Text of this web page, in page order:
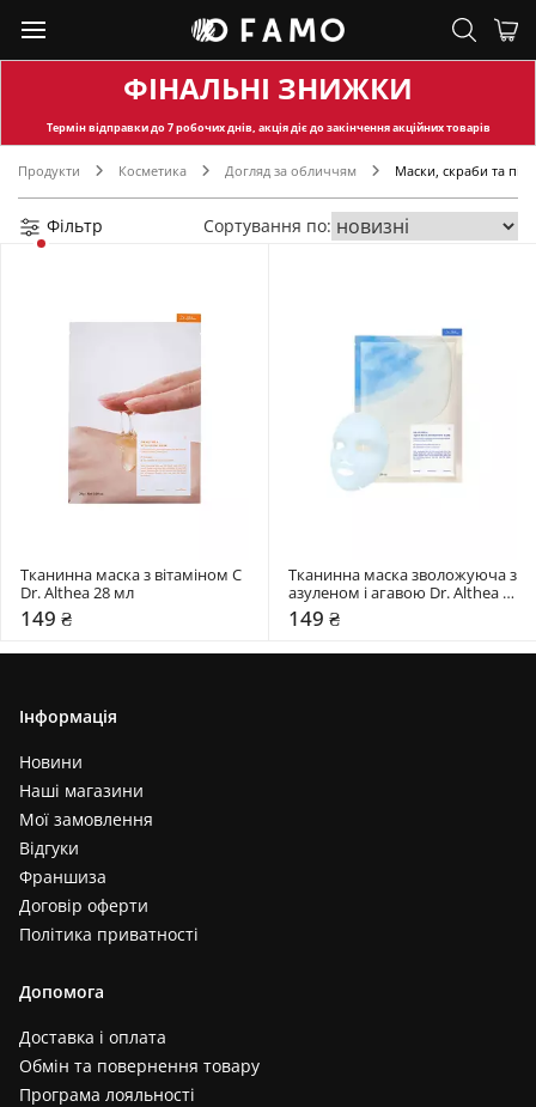
ФІНАЛЬНІ ЗНИЖКИ
Термін відправкидо 7 робочих днів, акція діє до закінчення акційних товарів
Продукти Косметика Догляд за обличчям Маски, скраби та
Фільтр Сортування по:
Тканинна маска з вітаміном C
Dr. Althea 28 мл
149 ₴
Тканинна маска зволожуюча з
азуленом і агавою Dr. Althea
28 мл
149 ₴
Інформація
Новини
Наші магазини
Мої замовлення
Відгуки
Франшиза
Договір оферти
Політика приватності
Допомога
Доставка і оплата
Обмін та повернення товару
Програма лояльності